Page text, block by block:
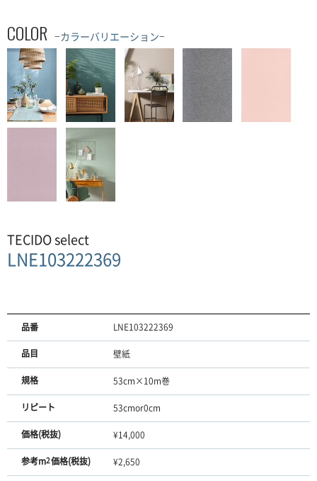
COLOR −カラーバリエーション−
TECIDO select
LNE103222369
品番 LNE103222369
品目 壁紙
規格 53cm×10m巻
リピート 53cmor0cm
価格(税抜) ¥14,000
参考m2価格(税抜) ¥2,650